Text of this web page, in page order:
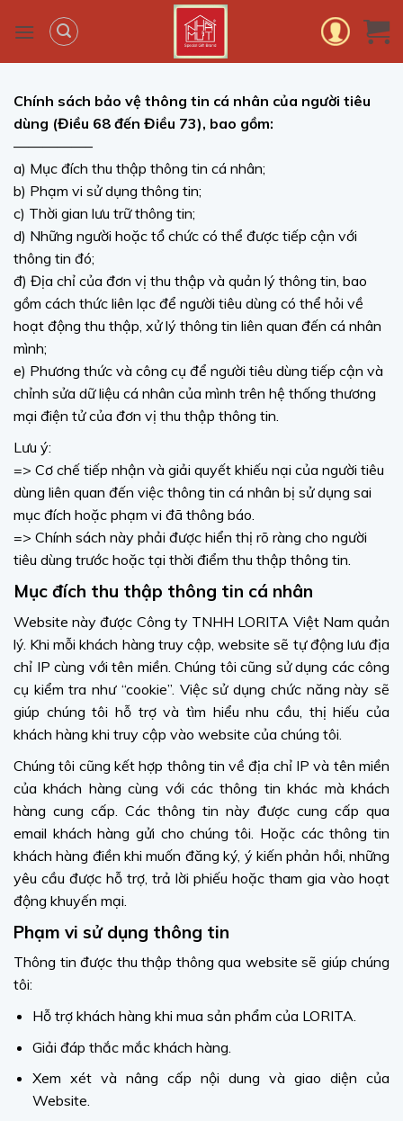
Chính sách bảo vệ thông tin cá nhân của người tiêu
dùng (Điều 68 đến Điều 73), bao gồm:
—————–
a) Mục đích thu thập thông tin cá nhân;
b) Phạm vi sử dụng thông tin;
c) Thời gian lưu trữ thông tin;
d) Những người hoặc tổ chức có thể được tiếp cận với
thông tin đó;
đ) Địa chỉ của đơn vị thu thập và quản lý thông tin, bao
gồm cách thức liên lạc để người tiêu dùng có thể hỏi về
hoạt động thu thập, xử lý thông tin liên quan đến cá nhân
mình;
e) Phương thức và công cụ để người tiêu dùng tiếp cận và
chỉnh sửa dữ liệu cá nhân của mình trên hệ thống thương
mại điện tử của đơn vị thu thập thông tin.
Lưu ý:
=> Cơ chế tiếp nhận và giải quyết khiếu nại của người tiêu
dùng liên quan đến việc thông tin cá nhân bị sử dụng sai
mục đích hoặc phạm vi đã thông báo.
=> Chính sách này phải được hiển thị rõ ràng cho người
tiêu dùng trước hoặc tại thời điểm thu thập thông tin.
Mục đích thu thập thông tin cá nhân
Website này được Công ty TNHH LORITA Việt Nam quản
lý. Khi mỗi khách hàng truy cập, website sẽ tự động lưu địa
chỉ IP cùng với tên miền. Chúng tôi cũng sử dụng các công
cụ kiểm tra như “cookie”. Việc sử dụng chức năng này sẽ
giúp chúng tôi hỗ trợ và tìm hiểu nhu cầu, thị hiếu của
khách hàng khi truy cập vào website của chúng tôi.
Chúng tôi cũng kết hợp thông tin về địa chỉ IP và tên miền
của khách hàng cùng với các thông tin khác mà khách
hàng cung cấp. Các thông tin này được cung cấp qua
email khách hàng gửi cho chúng tôi. Hoặc các thông tin
khách hàng điền khi muốn đăng ký, ý kiến phản hồi, những
yêu cầu được hỗ trợ, trả lời phiếu hoặc tham gia vào hoạt
động khuyến mại.
Phạm vi sử dụng thông tin
Thông tin được thu thập thông qua website sẽ giúp chúng
tôi:
Hỗ trợ khách hàng khi mua sản phẩm của LORITA.
Giải đáp thắc mắc khách hàng.
Xem xét và nâng cấp nội dung và giao diện của
Website.